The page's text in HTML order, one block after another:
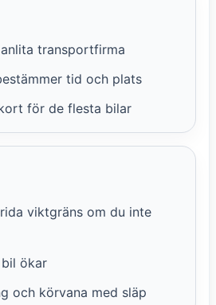
transportfirma
tid och plats
för de flesta bilar
viktgräns om du inte
ökar
och körvana med släp